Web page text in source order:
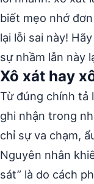
biết mẹo nhớ
lại lỗi sai này!
sự nhầm lẫn này
Xô xát hay
Từ đúng chính tả
ghi nhận trong
chỉ sự va chạm,
Nguyên nhân
sát” là do cách